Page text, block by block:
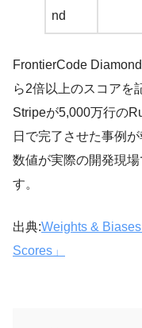
nd
FrontierCode
ら2倍以上のスコアを
Stripeが5,000万行の
日で完了させた事例
数値が実際の開発現
す。
出典:Weights &
Scores」